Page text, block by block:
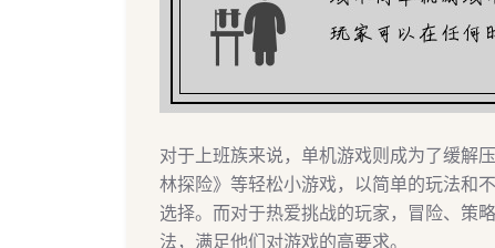
对于上班族来说，单机游戏则成为了缓解
林探险》等轻松小游戏，以简单的玩法和
选择。而对于热爱挑战的玩家，冒险、策
法，满足他们对游戏的高要求。